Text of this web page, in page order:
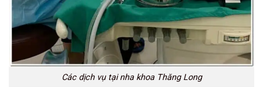
Các dịch vụ tại nha khoa Thăng Long